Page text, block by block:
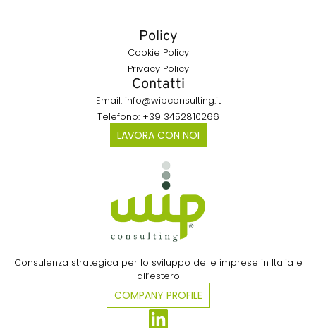
Consulenza strategica per lo sviluppo delle imprese in Italia e
all’estero​
COMPANY PROFILE
Policy
Cookie Policy
Privacy Policy
Contatti
Email: info@wipconsulting.it
Telefono: +39 3452810266
LAVORA CON NOI